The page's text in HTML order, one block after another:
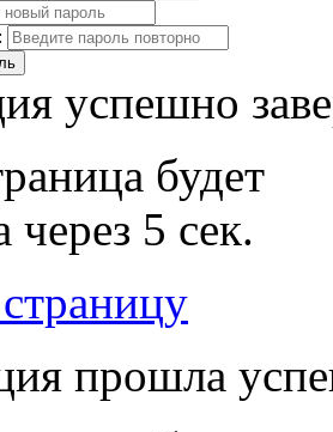
успешно
будет
через 5 сек.
прошла